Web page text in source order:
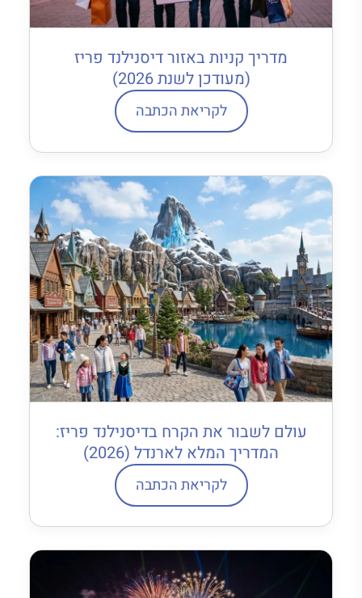
מדריך קניות באזור דיסנילנד פריז
(מעודכן לשנת 2026)
לקריאת הכתבה
עולם לשבור את הקרח בדיסנילנד פריז:
המדריך המלא לארנדל (2026)
לקריאת הכתבה